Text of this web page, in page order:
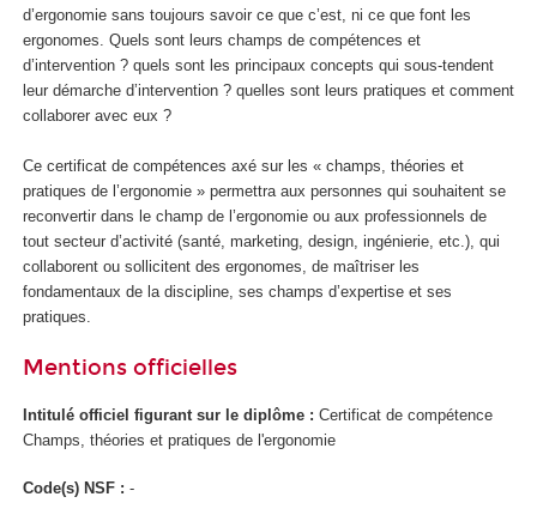
d’ergonomie sans toujours savoir ce que c’est, ni ce que font les
ergonomes. Quels sont leurs champs de compétences et
d’intervention ? quels sont les principaux concepts qui sous-tendent
leur démarche d’intervention ? quelles sont leurs pratiques et comment
collaborer avec eux ?
Ce certificat de compétences axé sur les « champs, théories et
pratiques de l’ergonomie » permettra aux personnes qui souhaitent se
reconvertir dans le champ de l’ergonomie ou aux professionnels de
tout secteur d’activité (santé, marketing, design, ingénierie, etc.), qui
collaborent ou sollicitent des ergonomes, de maîtriser les
fondamentaux de la discipline, ses champs d’expertise et ses
pratiques.
Mentions officielles
Intitulé officiel figurant sur le diplôme : Certificat de compétence
Champs, théories et pratiques de l'ergonomie
Code(s) NSF : -